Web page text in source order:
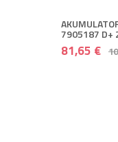
7905187 D+
81,65 €